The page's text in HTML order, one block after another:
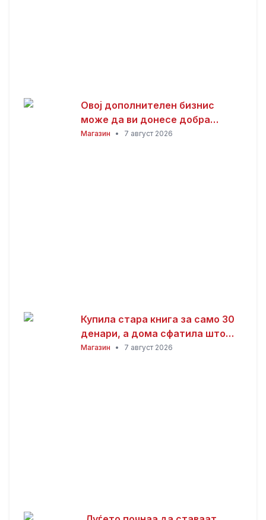
Овој дополнителен бизнис
може да ви донесе добра
заработка од дома: Не ви треба
Магазин • 7 август 2026
Купила стара книга за само 30
денари, а дома сфатила што
всушност пронашла: „Како да
Магазин • 7 август 2026